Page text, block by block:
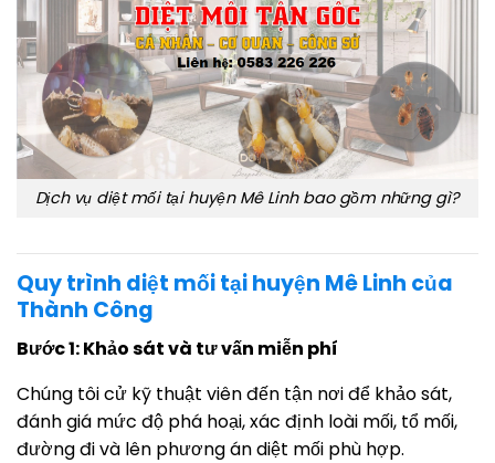
Dịch vụ diệt mối tại huyện Mê Linh bao gồm những gì?
Quy trình diệt mối tại huyện Mê Linh của
Thành Công
Bước 1: Khảo sát và tư vấn miễn phí
Chúng tôi cử kỹ thuật viên đến tận nơi để khảo sát,
đánh giá mức độ phá hoại, xác định loài mối, tổ mối,
đường đi và lên phương án diệt mối phù hợp.